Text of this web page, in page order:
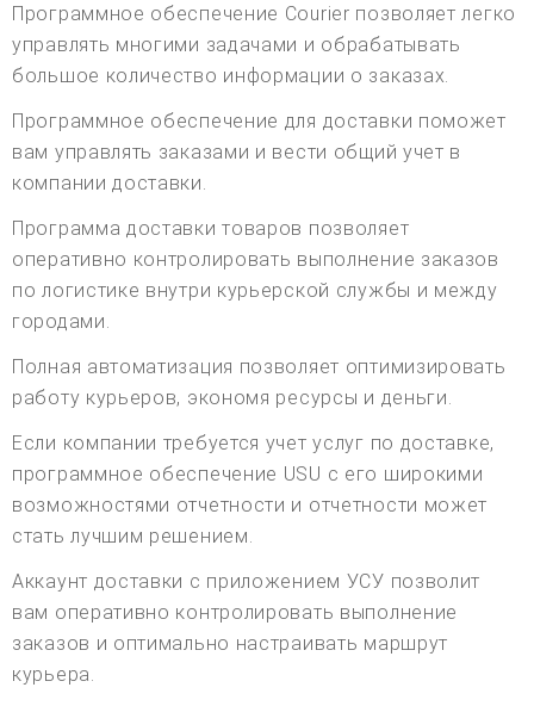
Программное обеспечение Courier позволяет легко
управлять многими задачами и обрабатывать
большое количество информации о заказах.
Программное обеспечение для доставки поможет
вам управлять заказами и вести общий учет в
компании доставки.
Программа доставки товаров позволяет
оперативно контролировать выполнение заказов
по логистике внутри курьерской службы и между
городами.
Полная автоматизация позволяет оптимизировать
работу курьеров, экономя ресурсы и деньги.
Если компании требуется учет услуг по доставке,
программное обеспечение USU с его широкими
возможностями отчетности и отчетности может
стать лучшим решением.
Аккаунт доставки с приложением УСУ позволит
вам оперативно контролировать выполнение
заказов и оптимально настраивать маршрут
курьера.